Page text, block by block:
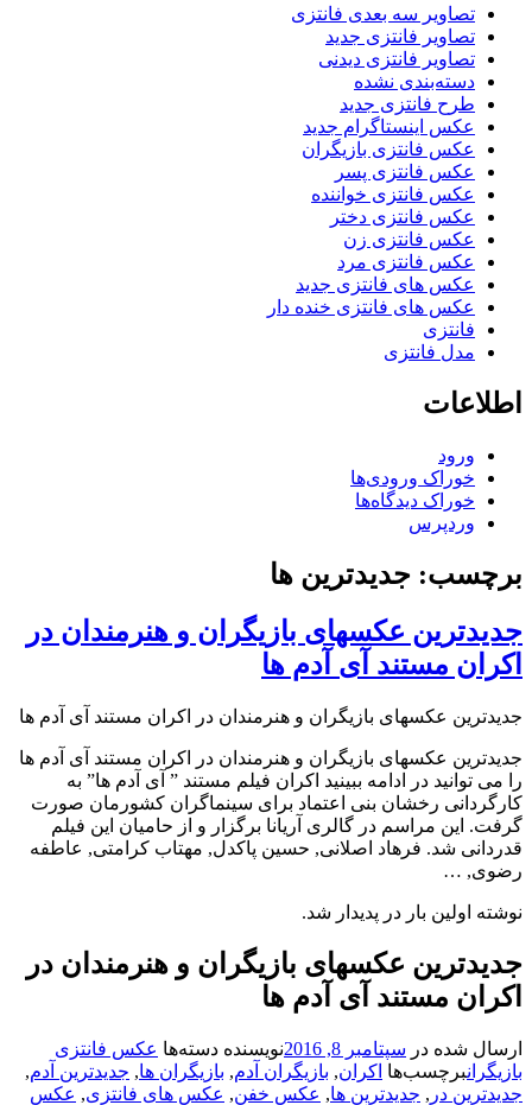
تصاویر سه بعدی فانتزی
تصاویر فانتزی جدید
تصاویر فانتزی دیدنی
دسته‌بندی نشده
طرح فانتزی جدید
عکس اینستاگرام جدید
عکس فانتزی بازیگران
عکس فانتزی پسر
عکس فانتزی خواننده
عکس فانتزی دختر
عکس فانتزی زن
عکس فانتزی مرد
عکس های فانتزی جدید
عکس های فانتزی خنده دار
فانتزی
مدل فانتزی
اطلاعات
ورود
خوراک ورودی‌ها
خوراک دیدگاه‌ها
وردپرس
برچسب: جدیدترین ها
جدیدترین عکسهای بازیگران و هنرمندان در
اکران مستند آی آدم ها
جدیدترین عکسهای بازیگران و هنرمندان در اکران مستند آی آدم ها
جدیدترین عکسهای بازیگران و هنرمندان در اکران مستند آی آدم ها
را می توانید در ادامه ببینید اکران فیلم مستند ” آی آدم ها” به
کارگردانی رخشان بنی اعتماد برای سینماگران کشورمان صورت
گرفت. این مراسم در گالری آریانا برگزار و از حامیان این فیلم
قدردانی شد. فرهاد اصلانی, حسین پاکدل, مهتاب کرامتی, عاطفه
رضوی, …
نوشته اولین بار در پدیدار شد.
جدیدترین عکسهای بازیگران و هنرمندان در
اکران مستند آی آدم ها
ارسال شده در سپتامبر 8, 2016 نویسنده دسته‌ها عکس فانتزی
بازیگرانبرچسب‌ها اکران, بازیگران آدم, بازیگران ها, جدیدترین آدم,
جدیدترین در , جدیدترین ها, عکس خفن, عکس های فانتزی, عکس